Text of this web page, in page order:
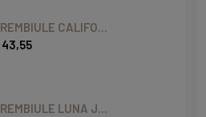
CALIFO...
LUNA J...